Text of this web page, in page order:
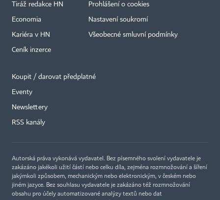
Tiráž redakce HN
Economia
Kariéra v HN
Ceník inzerce
Prohlášení o cookies
Nastavení soukromí
Všeobecné smluvní podmínky
Koupit / darovat předplatné
Eventy
Newslettery
RSS kanály
Autorská práva vykonává vydavatel. Bez písemného svolení vydavatele je
zakázáno jakékoli užití částí nebo celku díla, zejména rozmnožování a šíření
jakýmkoli způsobem, mechanickým nebo elektronickým, v českém nebo
jiném jazyce. Bez souhlasu vydavatele je zakázáno též rozmnožování
obsahu pro účely automatizované analýzy textů nebo dat